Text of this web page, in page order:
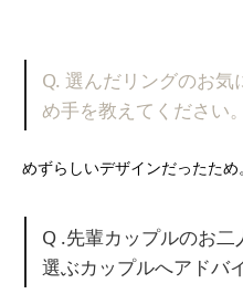
Q. 選んだリングのお
め手を教えてください。
めずらしいデザインだったため。
Q .先輩カップルのお
選ぶカップルへアドバ